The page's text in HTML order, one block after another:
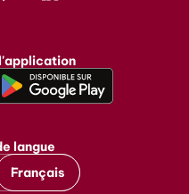
langue
Français